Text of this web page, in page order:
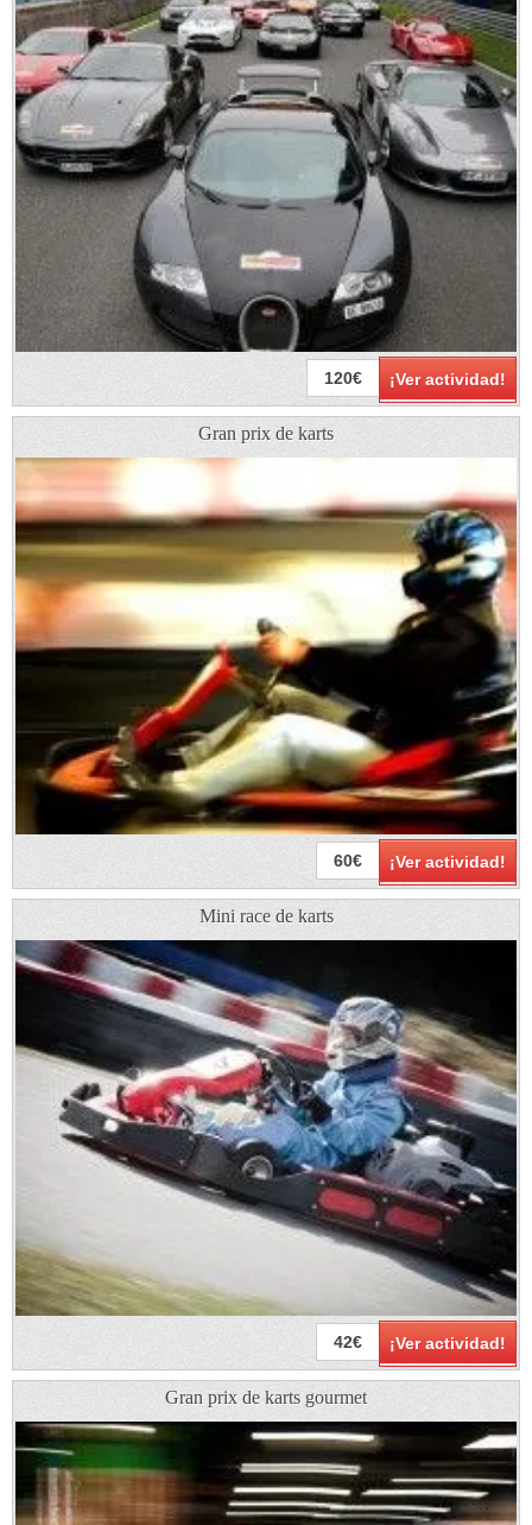
¡Ver actividad!
120€
Gran prix de karts
¡Ver actividad!
60€
Mini race de karts
¡Ver actividad!
42€
Gran prix de karts gourmet